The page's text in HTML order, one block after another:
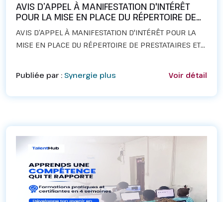
AVIS D’APPEL À MANIFESTATION D'INTÉRÊT
POUR LA MISE EN PLACE DU RÉPERTOIRE DE
PRESTATAIRES ET DIVERS FOURNISSEURS
AGRÉÉS D’EMPIRE TH
AVIS D’APPEL À MANIFESTATION D'INTÉRÊT POUR LA
MISE EN PLACE DU RÉPERTOIRE DE PRESTATAIRES ET
TH est une entreprise spécialisée entre autres dans
la produc...
Publiée par : Synergie plus Voir détail